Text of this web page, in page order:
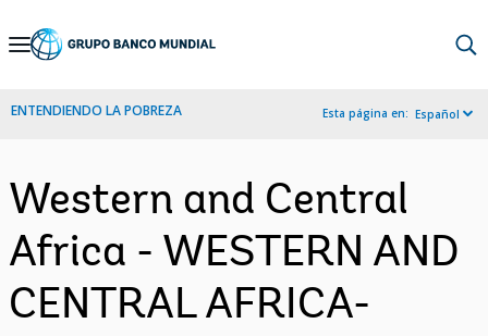
Skip
Navigation
ENTENDIENDO LA POBREZA Esta página en: Español
Western and Central
Africa - WESTERN AND
CENTRAL AFRICA-